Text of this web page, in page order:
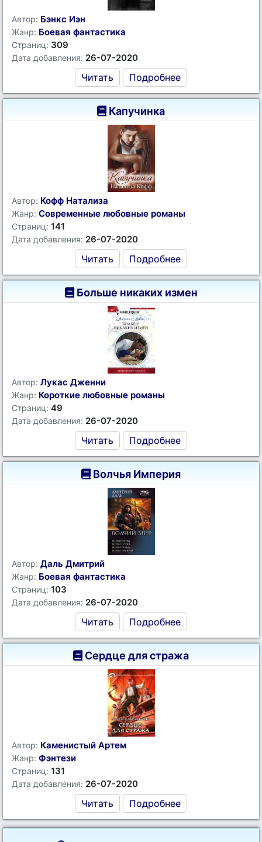
Автор: Бэнкс Иэн
Жанр: Боевая фантастика
Страниц: 309
Дата добавления: 26-07-2020
Читать Подробнее
Капучинка
Автор: Кофф Натализа
Жанр: Современные любовные романы
Страниц: 141
Дата добавления: 26-07-2020
Читать Подробнее
Больше никаких измен
Автор: Лукас Дженни
Жанр: Короткие любовные романы
Страниц: 49
Дата добавления: 26-07-2020
Читать Подробнее
Волчья Империя
Автор: Даль Дмитрий
Жанр: Боевая фантастика
Страниц: 103
Дата добавления: 26-07-2020
Читать Подробнее
Сердце для стража
Автор: Каменистый Артем
Жанр: Фэнтези
Страниц: 131
Дата добавления: 26-07-2020
Читать Подробнее